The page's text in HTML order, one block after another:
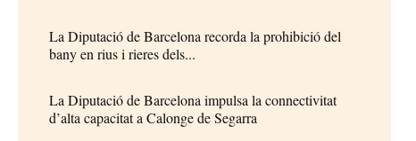
La Diputació de Barcelona recorda la prohibició del
bany en rius i rieres dels...
La Diputació de Barcelona impulsa la connectivitat
d’alta capacitat a Calonge de Segarra